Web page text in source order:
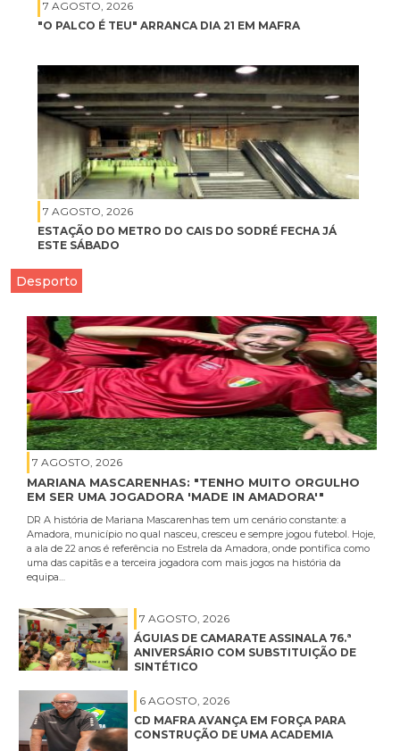
7 AGOSTO, 2026
"O PALCO É TEU" ARRANCA DIA 21 EM MAFRA
7 AGOSTO, 2026
ESTAÇÃO DO METRO DO CAIS DO SODRÉ FECHA JÁ
ESTE SÁBADO
Desporto
7 AGOSTO, 2026
MARIANA MASCARENHAS: "TENHO MUITO ORGULHO
EM SER UMA JOGADORA 'MADE IN AMADORA'"
DR A história de Mariana Mascarenhas tem um cenário constante: a
Amadora, município no qual nasceu, cresceu e sempre jogou futebol. Hoje,
a ala de 22 anos é referência no Estrela da Amadora, onde pontifica como
uma das capitãs e a terceira jogadora com mais jogos na história da
equipa…
7 AGOSTO, 2026
ÁGUIAS DE CAMARATE ASSINALA 76.ª
ANIVERSÁRIO COM SUBSTITUIÇÃO DE
SINTÉTICO
6 AGOSTO, 2026
CD MAFRA AVANÇA EM FORÇA PARA
CONSTRUÇÃO DE UMA ACADEMIA